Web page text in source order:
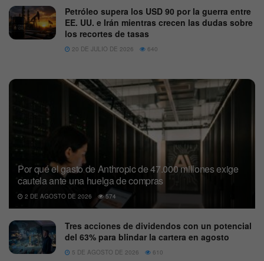
Petróleo supera los USD 90 por la guerra entre
EE. UU. e Irán mientras crecen las dudas sobre
los recortes de tasas
20 DE JULIO DE 2026 640
Por qué el gasto de Anthropic de 47.000 millones exige
cautela ante una huelga de compras
2 DE AGOSTO DE 2026 574
Tres acciones de dividendos con un potencial
del 63% para blindar la cartera en agosto
5 DE AGOSTO DE 2026 610